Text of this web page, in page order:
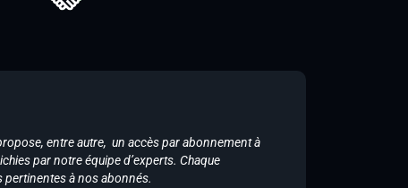
entre autre, un accès par abonnement à
par notre équipe d’experts. Chaque
pertinentes à nos abonnés.